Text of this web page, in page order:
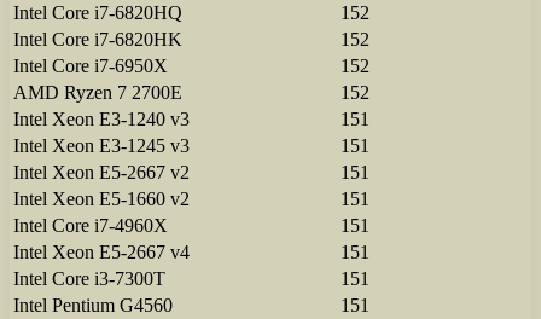
Intel Core i7-6820HQ
152
Intel Core i7-6820HK
152
Intel Core i7-6950X
152
AMD Ryzen 7 2700E
152
Intel Xeon E3-1240 v3
151
Intel Xeon E3-1245 v3
151
Intel Xeon E5-2667 v2
151
Intel Xeon E5-1660 v2
151
Intel Core i7-4960X
151
Intel Xeon E5-2667 v4
151
Intel Core i3-7300T
151
Intel Pentium G4560
151